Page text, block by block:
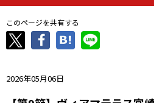
ニッパツ
ニッパツ
-
このページを共有する
2026年05月06日